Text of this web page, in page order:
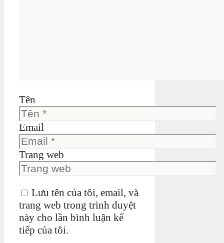
Tên
Email
Trang web
Lưu tên của tôi, email, và
trang web trong trình duyệt
này cho lần bình luận kế
tiếp của tôi.